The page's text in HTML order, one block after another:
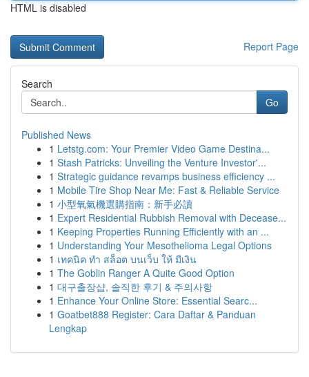
HTML is disabled
Report Page
Search
Go
Published News
1 Letstg.com: Your Premier Video Game Destina...
1 Stash Patricks: Unveiling the Venture Investor'...
1 Strategic guidance revamps business efficiency ...
1 Mobile Tire Shop Near Me: Fast & Reliable Service
1 小型氧氣機選購指南：新手必讀
1 Expert Residential Rubbish Removal with Decease...
1 Keeping Properties Running Efficiently with an ...
1 Understanding Your Mesothelioma Legal Options
1 เทคนิค ทำ สล็อต บนเว็บ ให้ มีเงิน
1 The Goblin Ranger A Quite Good Option
1 대구출장샵, 솔직한 후기 & 주의사항
1 Enhance Your Online Store: Essential Searc...
1 Goatbet888 Register: Cara Daftar & Panduan
Lengkap